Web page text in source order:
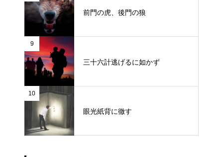
前門の虎、後門の狼
9
三十六計逃げるに如かず
10
眼光紙背に徹す